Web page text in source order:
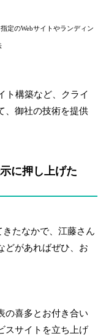
定のWebサイトやランディン
ト構築など、クライ
、御社の技術を提供
に押し上げた
きたなかで、江藤さん
どがあればぜひ、お
の喜多とお付き合い
スサイトを立ち上げ